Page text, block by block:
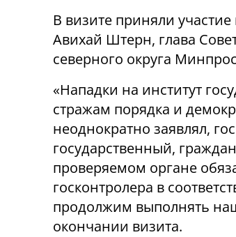
В визите приняли
Авихай Штерн, глава
северного округа
«Нападки на институт
стражам порядка и
неоднократно заявлял,
государственный,
проверяемом органе
госконтролера в
продолжим выполнять
окончании визита.